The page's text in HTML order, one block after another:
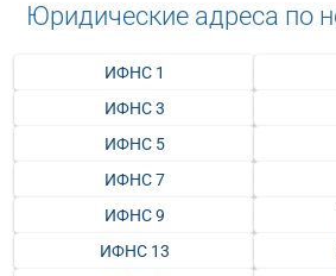
Юридические адреса
ИФНС 1
ИФНС 3
ИФНС 5
ИФНС 7
ИФНС 9
ИФНС 13